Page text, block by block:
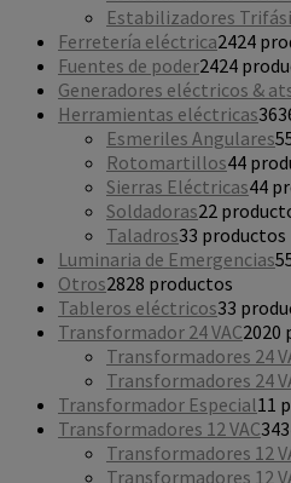
Estabilizadores
Ferretería eléctrica2424
Fuentes de poder2424
Generadores eléctricos &
Herramientas eléctricas36
Esmeriles Angulares5
Rotomartillos44
Sierras Eléctricas44
Soldadoras22
Taladros33 productos
Luminaria de Emergencias5
Otros2828 productos
Tableros eléctricos33
Transformador 24 VAC2020
Transformadores 24
Transformadores 24
Transformador Especial11
Transformadores 12 VAC34
Transformadores 12
Transformadores 12